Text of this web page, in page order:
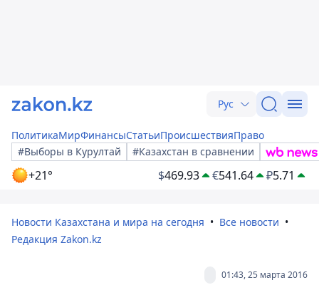
Рус
ПолитикаМирФинансыСтатьиПроисшествияПраво
#Выборы в Курултай
#Казахстан в сравнении
+21° $469.93 €541.64 ₽5.71
Новости Казахстана и мира на сегодня
Все новости
Редакция Zakon.kz
01:43, 25 марта 2016